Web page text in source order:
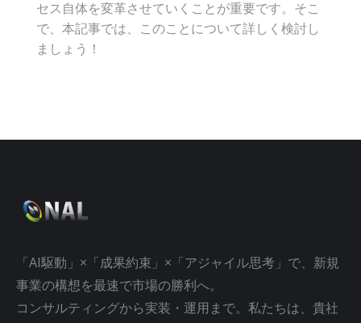
セス自体を変革させていくことが重要です。そこ
で、本記事では、このことについて詳しく検討し
ましょう！
「AI駆動」×「成果約束」×「アジャイル思考」で、新規
事業の構想を最速で市場の勝利へ。
コンサルティングから実装・運用まで。私たちは、貴社